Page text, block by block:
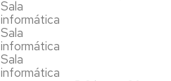
Sala
informática
Sala
informática
Sala
informática